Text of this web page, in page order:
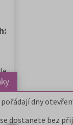
dny
dostanete bez